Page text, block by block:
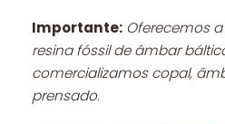
Importante: Oferecemos
resina fóssil de âmbar
comercializamos copal,
prensado.